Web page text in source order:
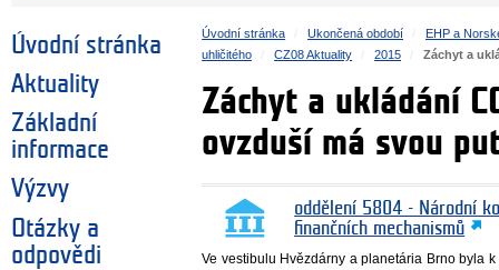
Úvodní stránka
Aktuality
Základní
informace
Výzvy
Otázky a
odpovědi
Úvodní stránka Ukončená období
EHP a
uhličitého
CZ08 Aktuality 2015 Záchyt a
Záchyt a ukládání
ovzduší má svou
oddělení 5804 - Národní
finančních mechanismů
Ve vestibulu Hvězdárny a planetária Brno byla